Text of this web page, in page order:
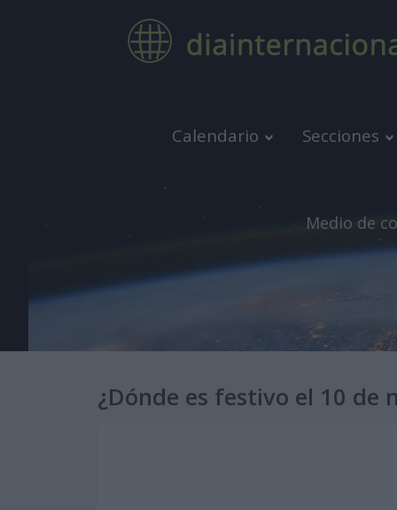
Calendario Secciones
Medio de
¿Dónde es festivo el 10 de